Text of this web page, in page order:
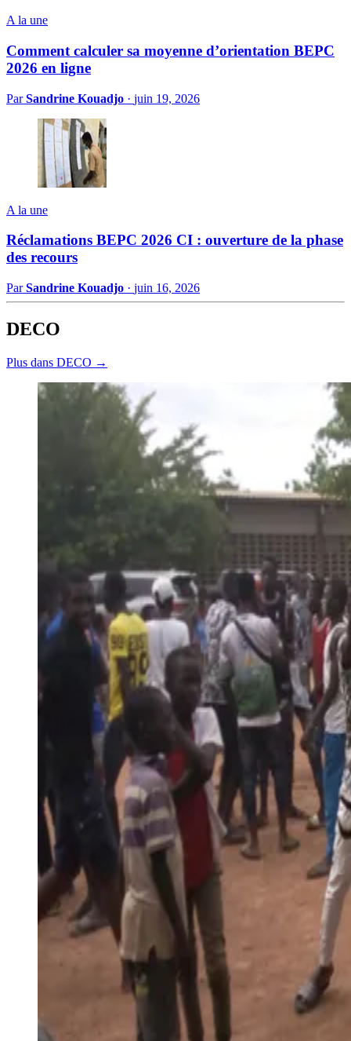
A la une
Comment calculer sa moyenne d’orientation BEPC
2026 en ligne
ParSandrine Kouadjo · juin 19, 2026
A la une
Réclamations BEPC 2026 CI : ouverture de la phase
des recours
ParSandrine Kouadjo · juin 16, 2026
DECO
Plus dans DECO →